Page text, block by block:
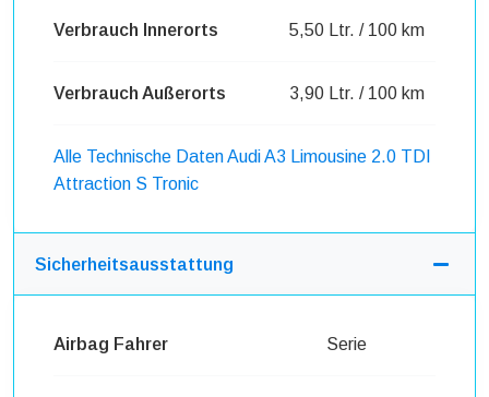
Verbrauch Innerorts 5,50 Ltr. / 100 km
Verbrauch Außerorts 3,90 Ltr. / 100 km
Alle Technische Daten Audi A3 Limousine 2.0 TDI
Attraction S Tronic
Sicherheitsausstattung
Airbag Fahrer Serie